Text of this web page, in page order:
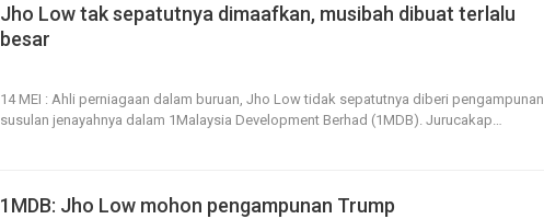
Jho Low tak sepatutnya dimaafkan, musibah dibuat terlalu
besar
14 MEI : Ahli perniagaan dalam buruan, Jho Low tidak sepatutnya diberi pengampunan
susulan jenayahnya dalam 1Malaysia Development Berhad (1MDB). Jurucakap
1MDB: Jho Low mohon pengampunan Trump